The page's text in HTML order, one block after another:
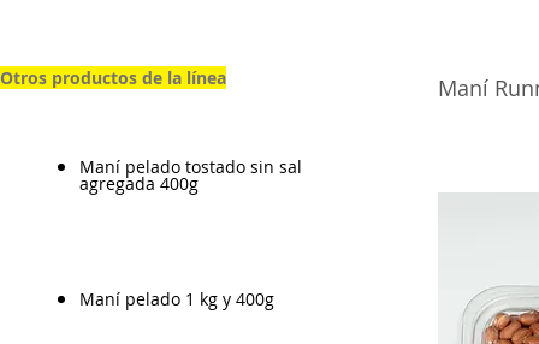
Maní
Otros productos de la línea
Maní pelado 1 kg y 400g
Maní pelado tostado sin sal
agregada 400g